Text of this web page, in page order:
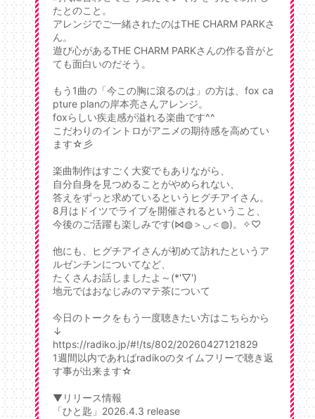
たとのこと。
アレンジでご一緒されたのはTHE CHARM PARKさ
ん。
遊び心があるTHE CHARM PARKさんの作る音がと
ても面白いのだそう。
もう1曲の「今この胸に滾るのは」の方は、fox ca
pture planの岸本亮さんアレンジ。
foxらしい疾走感が溢れる楽曲です^^
こだわりのイントロがアニメの期待感を高めてい
ます☆彡
楽曲制作はすごく大変でもありながら、
自分自身を見つめることがやめられない、
答えをずっと求めているというヒグチアイさん。
8月はドイツでライブを開催されるということ、
今後のご活躍も楽しみです(⋈◍＞◡＜◍)。✧♡
他にも、ヒグチアイさんが初めて訪れたというア
ルゼンチンについてなど、
たくさんお話しましたよ～(*'▽')
地元ではおなじみのマテ茶について
今日のトークをもう一度聴きたい方はこちらから
↓
https://radiko.jp/#!/ts/802/20260427121829
1週間以内であればradikoのタイムフリーで聴き返
す事が出来ます☆
▼リリース情報
「ひと匙」2026.4.3 release